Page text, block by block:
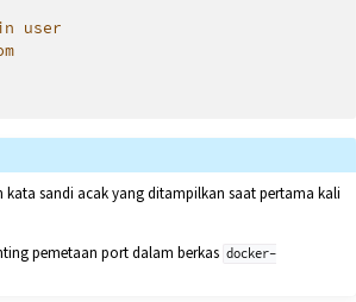
user
sandi acak yang ditampilkan saat pertama kali
pemetaan port dalam berkas docker-